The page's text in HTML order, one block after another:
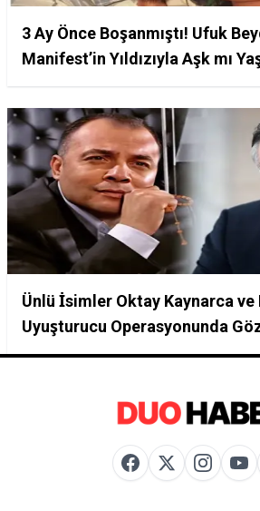
3 Ay Önce Boşanmıştı! Ufuk
Manifest’in Yıldızıyla Aşk mı
Ünlü İsimler Oktay Kaynarca
Uyuşturucu Operasyonunda